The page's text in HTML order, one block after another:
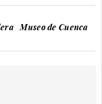
Museo de Cuenca